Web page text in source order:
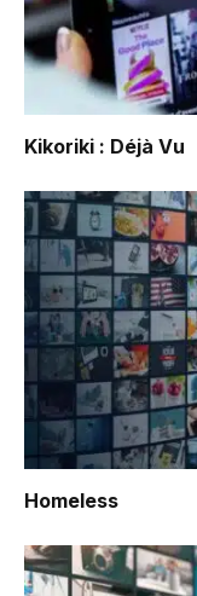
Kikoriki : Déjà Vu
Homeless